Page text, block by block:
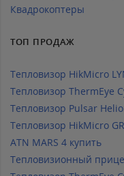
Квадрокоптеры
ТОП ПРОДАЖ
Тепловизор HikMicro
Тепловизор ThermEye
Тепловизор Pulsar
Тепловизор HikMicro
ATN MARS 4 купить
Тепловизионный